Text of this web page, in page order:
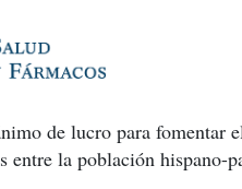
de lucro para fomentar
entre la población hispano-